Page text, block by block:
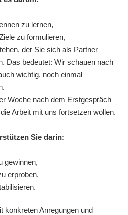
zu lernen,
zu formulieren,
der Sie sich als Partner
Das bedeutet: Wir schauen nach
wichtig, noch einmal
Woche nach dem Erstgespräch
Arbeit mit uns fortsetzen wollen.
Sie darin:
gewinnen,
erproben,
konkreten Anregungen und